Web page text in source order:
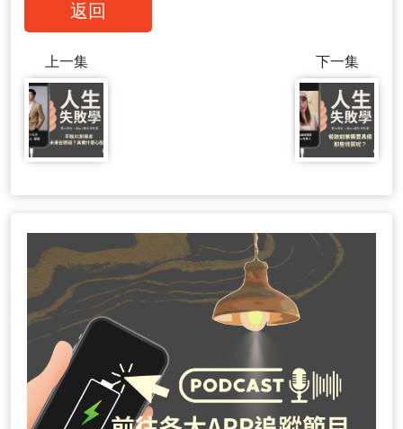
返回
上一集 下一集